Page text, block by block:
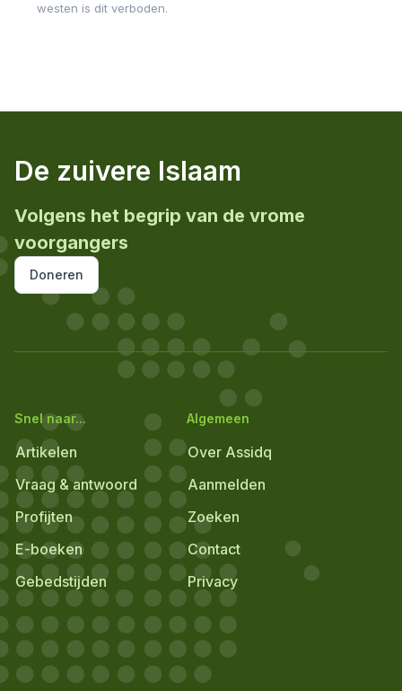
westen is dit verboden.
De zuivere Islaam
Volgens het begrip van de vrome
voorgangers
Doneren
Snel naar...
Artikelen
Vraag & antwoord
Profijten
E-boeken
Gebedstijden
Algemeen
Over Assidq
Aanmelden
Zoeken
Contact
Privacy